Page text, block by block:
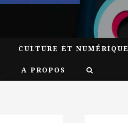
CULTURE ET NUMÉRIQUE
A PROPOS